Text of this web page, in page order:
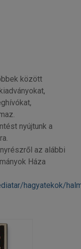
között
nyújtunk a
az alábbi
Háza
hagyatekok/